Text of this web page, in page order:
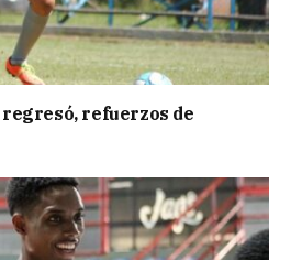
refuerzos de